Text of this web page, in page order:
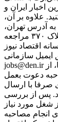
اخبار ایران و
علاوه بر آن،
به آدرس تهران،
خیابان مطهری، بین میرزای شیرازی و سنایی، پلاک ۳۷۰ مراجعه
اقتصاد نیوز
ایمیل سازمانی
jobs@den.ir تکمیل و ارسال نمایند. پس از بررسی رزومه‌ها، از
دعوت بعمل
صرفا با ارسال
پس از بررسی
شغل مورد نیاز
انجام مصاحبه